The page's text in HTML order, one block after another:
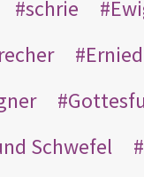
schrie
Schwefel